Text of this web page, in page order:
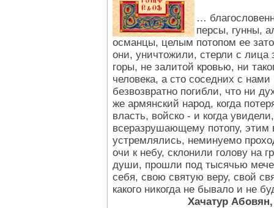
…
персы, гунны,
османцы, целым потопом ее
они, уничтожили, стерли с
горы, не залитой кровью, ни
человека, а сто соседних с
безвозвратно погибли, что ни
же армянский народ, когда
власть, войско - и когда
всеразрушающему потопу, этим
устремлялись, неминуемо
очи к небу, склонили голову на
души, прошли под тысячью
себя, свою святую веру, свой
какого никогда не бывало и не
Хачатур Абовян,